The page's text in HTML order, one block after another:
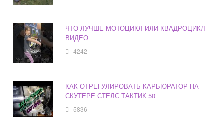
ЧТО ЛУЧШЕ МОТОЦИКЛ ИЛИ КВАДРОЦИКЛ
ВИДЕО
4242
КАК ОТРЕГУЛИРОВАТЬ КАРБЮРАТОР НА
СКУТЕРЕ СТЕЛС ТАКТИК 50
5836